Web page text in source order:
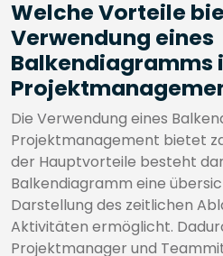
Welche Vorteile
Verwendung eines
Balkendiagramms
Die Verwendung eines
Projektmanagement bietet
der Hauptvorteile besteht
Balkendiagramm eine
Darstellung des zeitlichen
Aktivitäten ermöglicht.
Projektmanager und